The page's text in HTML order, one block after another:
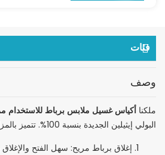
فئات
وصف
ملكنا أكياس غسيل ملابس برباط للاستخدام
البولي إيثيلين الجديدة بنسبة 100%. تتميز بالمزايا التالية:
إغلاق برباط مريح: سهل الفتح